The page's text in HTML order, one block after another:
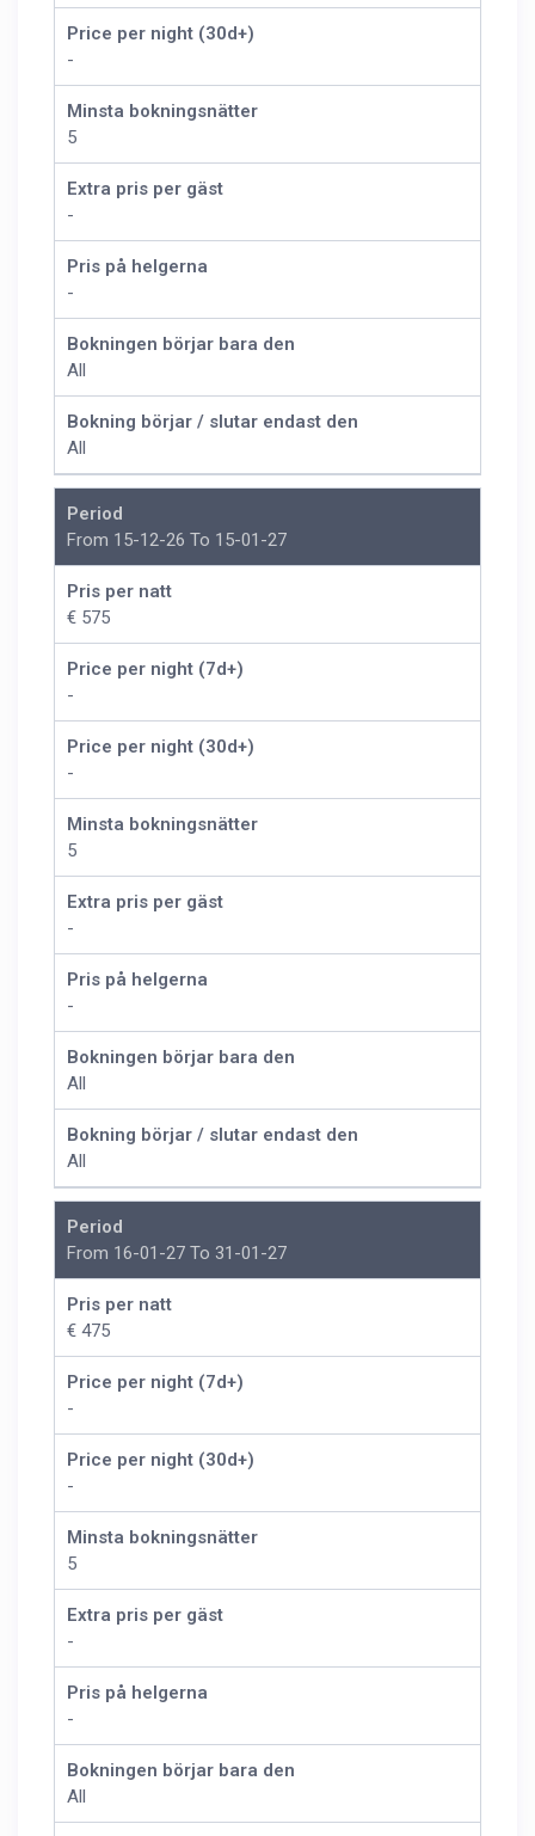
Price per night (30d+)
-
Minsta bokningsnätter
5
Extra pris per gäst
-
Pris på helgerna
-
Bokningen börjar bara den
All
Bokning börjar / slutar endast den
All
Period
From 15-12-26 To 15-01-27
Pris per natt
€ 575
Price per night (7d+)
-
Price per night (30d+)
-
Minsta bokningsnätter
5
Extra pris per gäst
-
Pris på helgerna
-
Bokningen börjar bara den
All
Bokning börjar / slutar endast den
All
Period
From 16-01-27 To 31-01-27
Pris per natt
€ 475
Price per night (7d+)
-
Price per night (30d+)
-
Minsta bokningsnätter
5
Extra pris per gäst
-
Pris på helgerna
-
Bokningen börjar bara den
All